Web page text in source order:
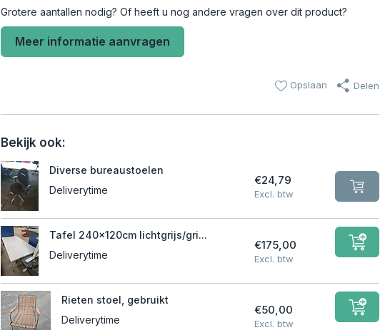
Grotere aantallen nodig? Of heeft u nog andere vragen over dit product?
Meer informatie aanvragen
Opslaan Delen
Bekijk ook:
Diverse bureaustoelen
Deliverytime
€24,79
Excl. btw
Tafel 240x120cm lichtgrijs/gri...
Deliverytime
€175,00
Excl. btw
Rieten stoel, gebruikt
Deliverytime
€50,00
Excl. btw